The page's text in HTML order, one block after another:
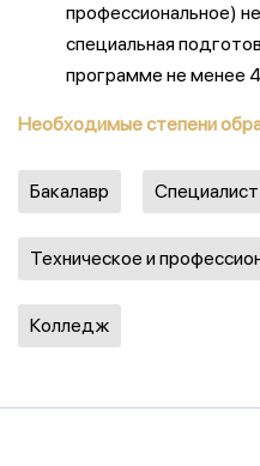
профессиональное)
специальная
программе не менее
Необходимые степени
Бакалавр Специалист
Техническое и
Колледж